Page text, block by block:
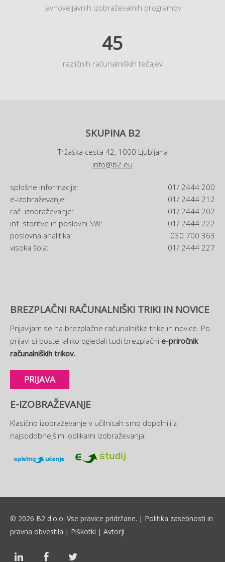
javnoveljavnih izobraževalnih programov
45
različnih računalniških tečajev
SKUPINA B2
Tržaška cesta 42, 1000 Ljubljana
info@b2.eu
splošne informacije:
01/ 2444 200
e-izobraževanje:
01/ 2444 212
rač. izobraževanje:
01/ 2444 202
inf. storitve in poslovni SW:
01/ 2444 222
poslovna analitika:
030 700 363
visoka šola:
01/ 2444 227
BREZPLAČNI RAČUNALNIŠKI TRIKI IN NOVICE
Prijavljam se na brezplačne računalniške trike in novice. Po
prijavi si boste lahko ogledali tudi brezplačni e-priročnik
računalniških trikov.
PRIJAVA
E-IZOBRAŽEVANJE
Klasično izobraževanje v učilnicah smo dopolnili z
najsodobnejšimi oblikami izobraževanja:
© 2026 B2 d.o.o. Vse pravice pridržane. | Politika zasebnosti in
pravna obvestila | Piškotki | Avtorji